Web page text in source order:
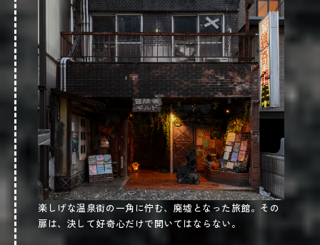
0576-25-2521
岐阜県下呂市湯之島578-1(Google map
)
営業時間
10時〜18時※冬期（12月～2月）10時～17時
定休日
木休
駐車場
あり
Webサイト
楽しげな温泉街の一角に佇む、廃墟となった旅館。その
扉は、決して好奇心だけで開いてはならない。